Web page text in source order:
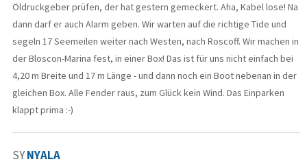
Öldruckgeber prüfen, der hat gestern gemeckert. Aha, Kabel lose! Na
dann darf er auch Alarm geben. Wir warten auf die richtige Tide und
segeln 17 Seemeilen weiter nach Westen, nach Roscoff. Wir machen in
der Bloscon-Marina fest, in einer Box! Das ist für uns nicht einfach bei
4,20 m Breite und 17 m Länge - und dann noch ein Boot nebenan in der
gleichen Box. Alle Fender raus, zum Glück kein Wind. Das Einparken
klappt prima :-)
SYNYALA